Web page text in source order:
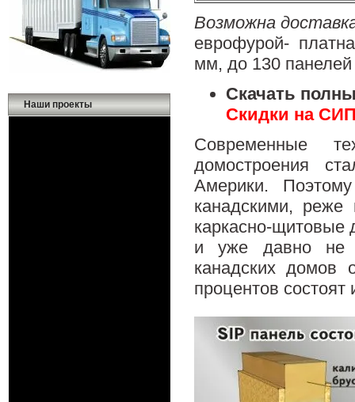
Наши проекты
Возможна
еврофурой-
мм, до 130
Скачать
Скидки на
Современные
домостроения
Америки.
канадскими,
каркасно-щитовые
и уже давно не
канадских домов
процентов